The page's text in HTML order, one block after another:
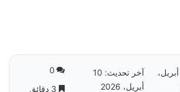
10 أبريل،
آخر تحديث: 10
أبريل، 2026
0